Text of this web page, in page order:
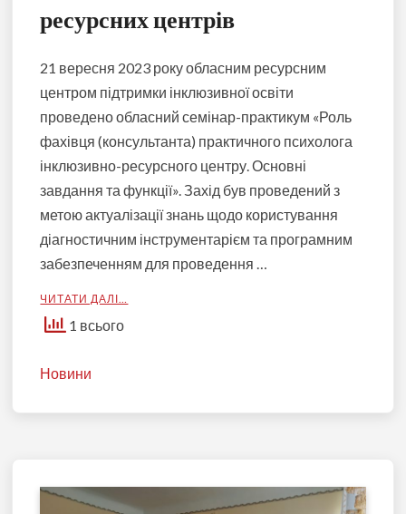
ресурсних центрів
21 вересня 2023 року обласним ресурсним
центром підтримки інклюзивної освіти
проведено обласний семінар-практикум «Роль
фахівця (консультанта) практичного психолога
інклюзивно-ресурсного центру. Основні
завдання та функції». Захід був проведений з
метою актуалізації знань щодо користування
діагностичним інструментарієм та програмним
забезпеченням для проведення …
ЧИТАТИ ДАЛІ…
1 всього
Новини